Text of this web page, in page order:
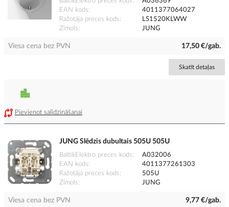
EAN kods
4011377064027
Ražotāja preces kods
LS1520KLWW
Zīmols
JUNG
Viesa cena bez PVN 17,50 €/gab.
Skatīt detaļas
Pievienot salīdzināšanai
JUNG Slēdzis dubultais 505U 505U
BaltikElektro preces kods
A032006
EAN kods
4011377261303
Ražotāja preces kods
505U
Zīmols
JUNG
Viesa cena bez PVN 9,77 €/gab.